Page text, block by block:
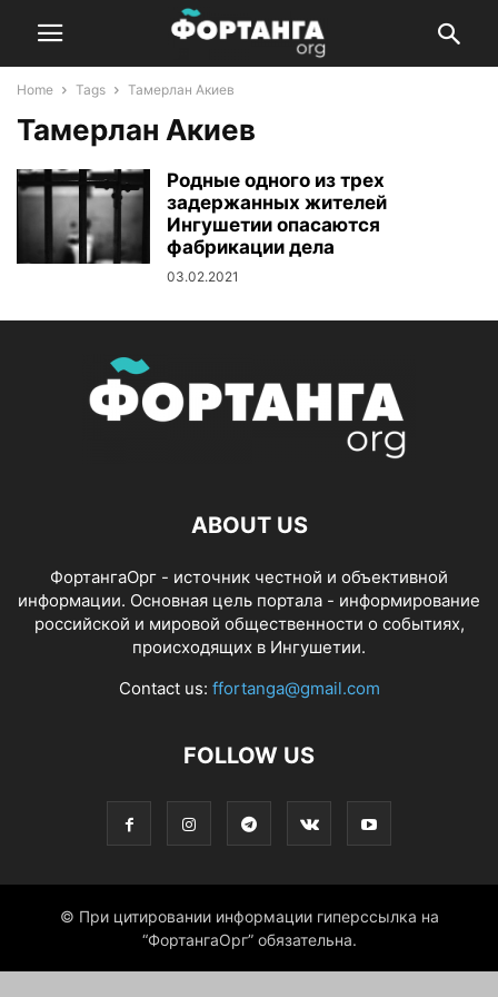
Home Tags Тамерлан Акиев
Тамерлан Акиев
Родные одного из трех
задержанных жителей
Ингушетии опасаются
фабрикации дела
03.02.2021
ABOUT US
ФортангаОрг - источник честной и объективной
информации. Основная цель портала - информирование
российской и мировой общественности о событиях,
происходящих в Ингушетии.
Contact us: ffortanga@gmail.com
FOLLOW US
© При цитировании информации гиперссылка на
“ФортангаОрг” обязательна.